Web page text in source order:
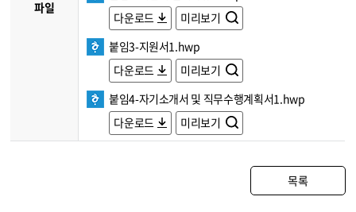
파일
다운로드
미리보기
붙임3-지원서1.hwp
다운로드
미리보기
붙임4-자기소개서 및 직무수행계획서1.hwp
다운로드
미리보기
목록